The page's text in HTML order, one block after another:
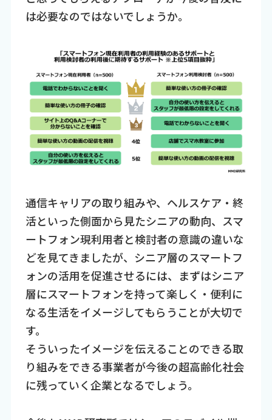
は必要なのではないでしょうか。
通信キャリアの取り組みや、ヘルスケア・終
活といった側面から見たシニアの動向、スマ
ートフォン現利用者と検討者の意識の違いな
どを見てきましたが、シニア層のスマートフ
ォンの活用を促進させるには、まずはシニア
層にスマートフォンを持って楽しく・便利に
なる生活をイメージしてもらうことが大切で
す。
そういったイメージを伝えることのできる取
り組みをできる事業者が今後の超高齢化社会
に残っていく企業となるでしょう。